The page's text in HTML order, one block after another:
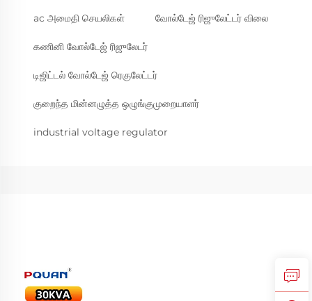
ac அமைதி செயலிகள் வோல்டேஜ் ரிஜுலேட்டர் விலை
கணினி வோல்டேஜ் ரிஜுலேடர்
டிஜிட்டல் வோல்டேஜ் ரெகுலேட்டர்
குறைந்த மின்னழுத்த ஒழுங்குமுறையாளர்
industrial voltage regulator